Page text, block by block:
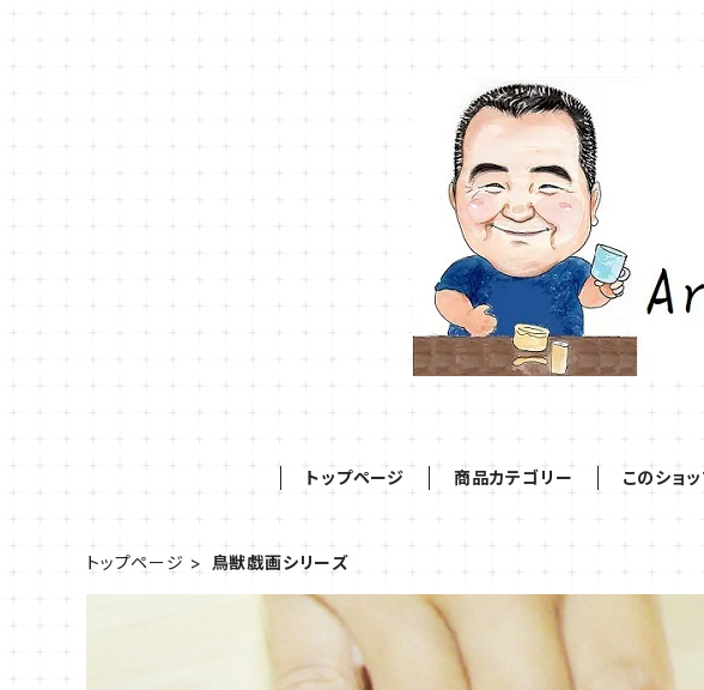
トップページ 商品カテゴリー このショ
トップページ 鳥獣戯画シリーズ